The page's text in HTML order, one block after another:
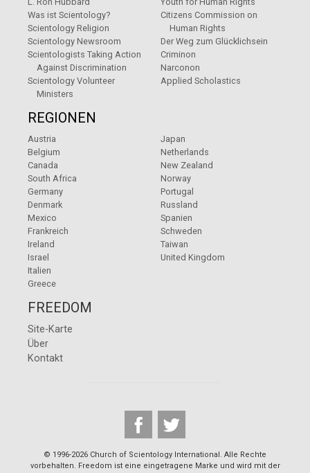
Was ist Scientology?
Scientology Religion
Scientology Newsroom
Scientologists Taking Action
Against Discrimination
Scientology Volunteer
Ministers
Citizens Commission on
Human Rights
Der Weg zum Glücklichsein
Criminon
Narconon
Applied Scholastics
REGIONEN
Austria
Belgium
Canada
South Africa
Germany
Denmark
Mexico
Frankreich
Ireland
Israel
Italien
Greece
Japan
Netherlands
New Zealand
Norway
Portugal
Russland
Spanien
Schweden
Taiwan
United Kingdom
FREEDOM
Site-Karte
Über
Kontakt
© 1996-2026 Church of Scientology International. Alle Rechte
vorbehalten. Freedom ist eine eingetragene Marke und wird mit der